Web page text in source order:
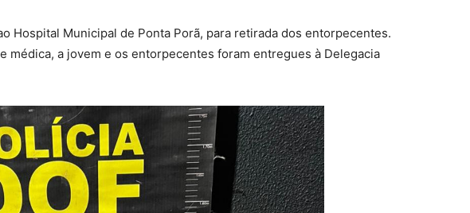
Hospital Municipal de Ponta Porã, para retirada dos entorpecentes.
médica, a jovem e os entorpecentes foram entregues à Delegacia